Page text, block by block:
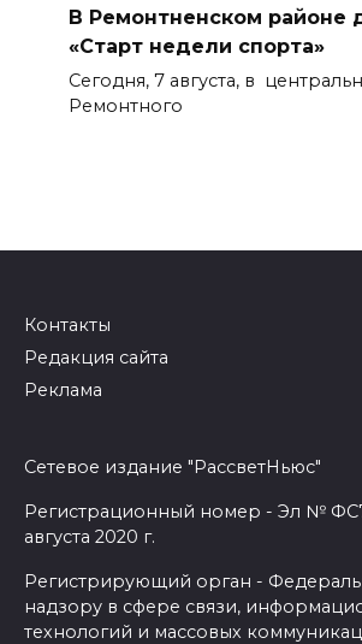
В Ремонтненском районе
«Старт недели спорта»
Сегодня, 7 августа, в
Ремонтного
Контакты
Редакция сайта
Реклама
Сетевое издание "РассветНьюс"
Регистрационный номер - Эл №
августа 2020 г.
Регистрирующий орган -
надзору в сфере связи,
технологий и массовых